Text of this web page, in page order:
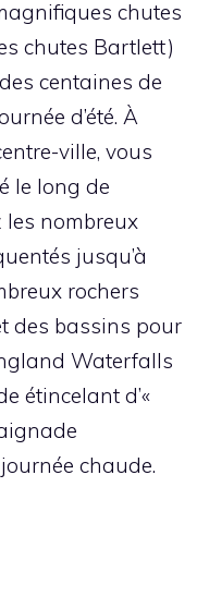
chutes
chutes Bartlett)
centaines de
d’été. À
ville, vous
le long de
les nombreux
jusqu’à
rochers
des bassins pour
Waterfalls
étincelant d’«
chaude.